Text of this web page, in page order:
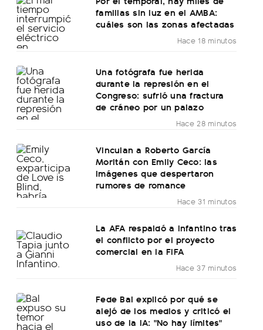
familias sin luz en el AMBA:
cuáles son las zonas afectadas
Hace 18 minutos
Una fotógrafa fue herida
durante la represión en el
Congreso: sufrió una fractura
de cráneo por un palazo
Hace 28 minutos
Vinculan a Roberto García
Moritán con Emily Ceco: las
imágenes que despertaron
rumores de romance
Hace 31 minutos
La AFA respaldó a Infantino tras
el conflicto por el proyecto
comercial en la FIFA
Hace 37 minutos
Fede Bal explicó por qué se
alejó de los medios y criticó el
uso de la IA: "No hay límites"